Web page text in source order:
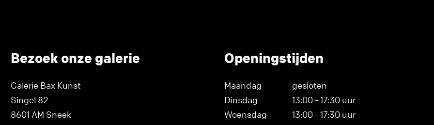
Bezoek onze galerie
Galerie Bax Kunst
Singel 82
8601 AM Sneek
Openingstijden
Maandag
gesloten
Dinsdag
13:00 - 17:30 uur
Woensdag
13:00 - 17:30 uur